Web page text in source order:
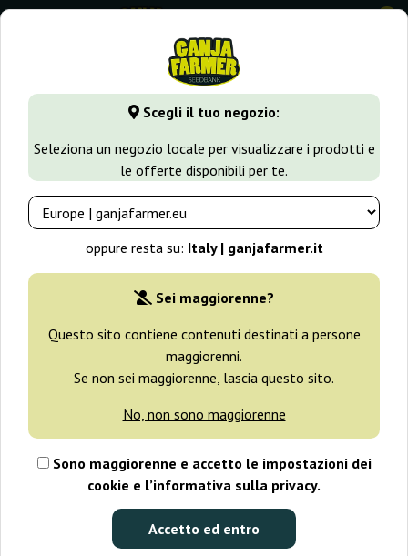
Scegli il tuo negozio:
Seleziona un negozio locale per visualizzare i prodotti e
le offerte disponibili per te.
oppure resta su: Italy | ganjafarmer.it
Sei maggiorenne?
Questo sito contiene contenuti destinati a persone
maggiorenni.
Se non sei maggiorenne, lascia questo sito.
No, non sono maggiorenne
Sono maggiorenne e accetto le impostazioni dei
cookie e l’informativa sulla privacy.
Accetto ed entro
0
GanjaFarmer.it Varietà di Cannabis White Widow
Of Seeds